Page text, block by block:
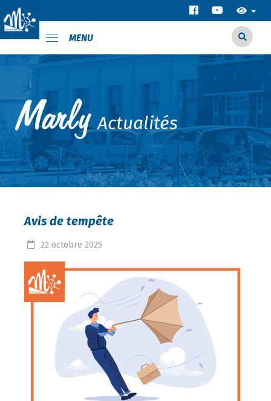
MENU
Actualités
Avis de tempête
22 octobre 2025